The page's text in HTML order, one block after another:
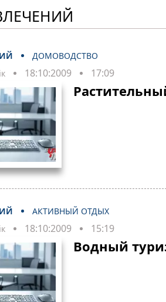
ДОМОВОДСТВО
18:10:2009 17:09
АКТИВНЫЙ ОТДЫХ
18:10:2009 15:19
Водный